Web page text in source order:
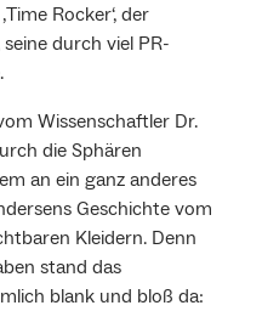
Rocker‘, der
durch viel PR-
Wissenschaftler Dr.
die Sphären
an ein ganz anderes
Geschichte vom
Kleidern. Denn
stand das
blank und bloß da: